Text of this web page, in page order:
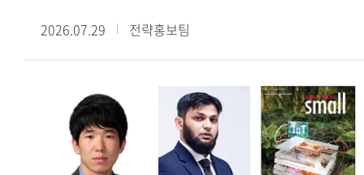
이루어지는 숄라왓(Sholawat) 모임에 주목하여, 이러한 종교적
라운드테이블에서는 강원구 학술연구교수가 사회를 맡아
동아시아 무슬림의 이주와 정착, 정체성 및 사회적 수용에 관해
의견을 나눴으며, 향후 공동연구와 지속적인 학술 협력의
가능성을 모색했다. 해당 행사는 중동연구소 인문사회연구소
재편이라는 관점에서 새롭게 조망한 자리였다. 또한
제국의 형성과 운영에 미친 영향을 폭넓게 이해하는 뜻깊은
시간이 되었다.
아프리카 기후변화 대응 협력 방안을 모색하고 청년 세대의
역할을 논의하기 위해 마련됐으며, 주한 외교사절을 비롯한
참석해 다양한 의견을 나눴다.행사는 최영빈 GBSI 대표
(아프리카녹색성장연구센터장)의 개회사와 김광수
아프리카연구소장의 환영사로 시작됐다. 이어
주한아프리카외교단장인 샤픽 라사디(Chafik RACHADI)
2026.07.29 전략홍보팀